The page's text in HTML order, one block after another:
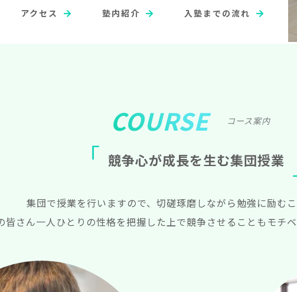
アクセス 塾内紹介 入塾までの流れ
COURSE コース案内
競争心が成長を生む集団授業
集団で授業を行いますので、切磋琢磨しながら勉強に励むこ
皆さん一人ひとりの性格を把握した上で競争させることもモチ